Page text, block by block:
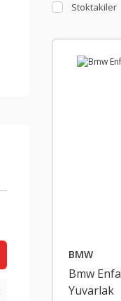
Stoktakiler
BMW
Bmw
Yuvarlak